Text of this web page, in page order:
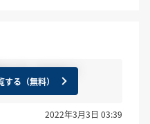
た方いますか？
る（無料）
2022年3月3日 03:39